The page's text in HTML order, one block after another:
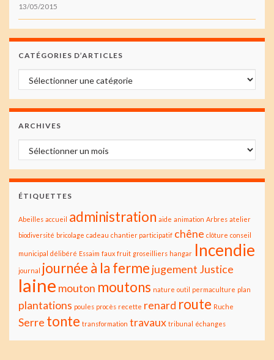
13/05/2015
CATÉGORIES D’ARTICLES
Catégories d’articles
ARCHIVES
Archives
ÉTIQUETTES
Abeilles accueil administration aide animation Arbres atelier
biodiversité bricolage cadeau chantier participatif chêne clôture conseil
municipal délibéré Essaim faux fruit groseilliers hangar Incendie
journal journée à la ferme jugement Justice
laine mouton moutons nature outil permaculture plan
plantations poules procès recette renard route Ruche
Serre tonte transformation travaux tribunal échanges